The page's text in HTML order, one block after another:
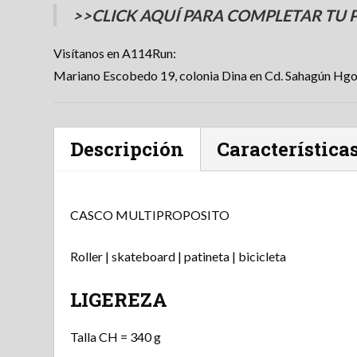
>>CLICKAQUÍPARA COMPLETAR TU
Visítanos en A114Run:
Mariano Escobedo 19, colonia Dina en Cd. Sahagún Hgo.
Descripción
CASCO MULTIPROPOSITO
Roller | skateboard | patineta | bicicleta
LIGEREZA
Talla CH = 340 g